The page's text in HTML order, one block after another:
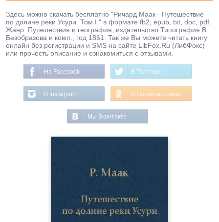
Здесь можно скачать бесплатно "Ричард Маак - Путешествие
по долине реки Усури. Том I." в формате fb2, epub, txt, doc, pdf.
Жанр: Путешествия и география, издательство Типография В.
Безобразова и комп., год 1861. Так же Вы можете читать книгу
онлайн без регистрации и SMS на сайте LibFox.Ru (ЛибФокс)
или прочесть описание и ознакомиться с отзывами.
На Facebook В Твиттере
В Instagram В Одноклассниках
Мы Вконтакте